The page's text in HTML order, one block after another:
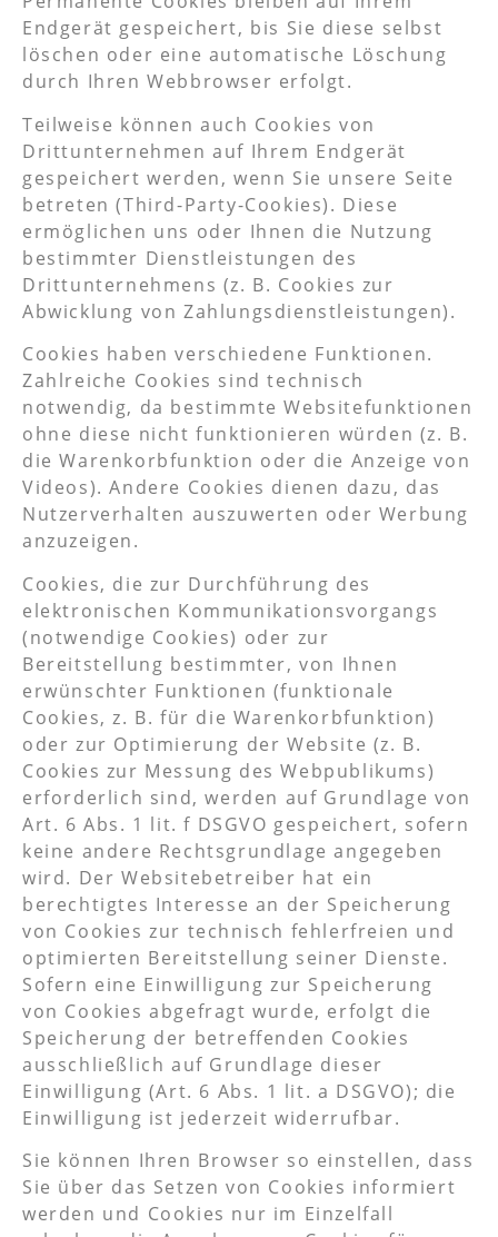
Endgerät gespeichert, bis Sie diese selbst
löschen oder eine automatische Löschung
durch Ihren Webbrowser erfolgt.
Teilweise können auch Cookies von
Drittunternehmen auf Ihrem Endgerät
gespeichert werden, wenn Sie unsere Seite
betreten (Third-Party-Cookies). Diese
ermöglichen uns oder Ihnen die Nutzung
bestimmter Dienstleistungen des
Drittunternehmens (z. B. Cookies zur
Abwicklung von Zahlungsdienstleistungen).
Cookies haben verschiedene Funktionen.
Zahlreiche Cookies sind technisch
notwendig, da bestimmte Websitefunktionen
ohne diese nicht funktionieren würden (z. B.
die Warenkorbfunktion oder die Anzeige von
Videos). Andere Cookies dienen dazu, das
Nutzerverhalten auszuwerten oder Werbung
anzuzeigen.
Cookies, die zur Durchführung des
elektronischen Kommunikationsvorgangs
(notwendige Cookies) oder zur
Bereitstellung bestimmter, von Ihnen
erwünschter Funktionen (funktionale
Cookies, z. B. für die Warenkorbfunktion)
oder zur Optimierung der Website (z. B.
Cookies zur Messung des Webpublikums)
erforderlich sind, werden auf Grundlage von
Art. 6 Abs. 1 lit. f DSGVO gespeichert, sofern
keine andere Rechtsgrundlage angegeben
wird. Der Websitebetreiber hat ein
berechtigtes Interesse an der Speicherung
von Cookies zur technisch fehlerfreien und
optimierten Bereitstellung seiner Dienste.
Sofern eine Einwilligung zur Speicherung
von Cookies abgefragt wurde, erfolgt die
Speicherung der betreffenden Cookies
ausschließlich auf Grundlage dieser
Einwilligung (Art. 6 Abs. 1 lit. a DSGVO); die
Einwilligung ist jederzeit widerrufbar.
Sie können Ihren Browser so einstellen, dass
Sie über das Setzen von Cookies informiert
werden und Cookies nur im Einzelfall